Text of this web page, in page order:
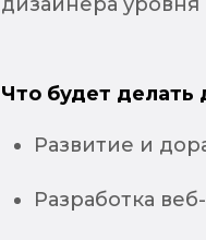
Что будет делать
Развитие и
Разработка